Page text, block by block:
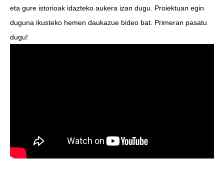
eta gure istorioak idazteko aukera izan dugu. Proiektuan egin
duguna ikusteko hemen daukazue bideo bat. Primeran pasatu
dugu!